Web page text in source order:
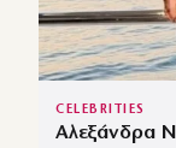
CELEBRITIES
Αλεξάνδρα